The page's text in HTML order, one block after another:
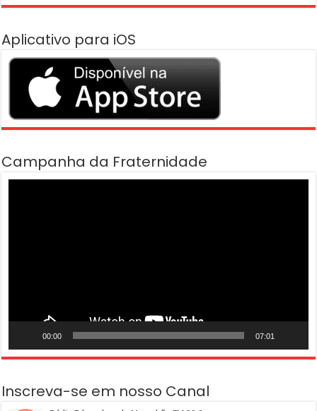
Aplicativo para iOS
Campanha da Fraternidade
00:00 07:01
Inscreva-se em nosso Canal